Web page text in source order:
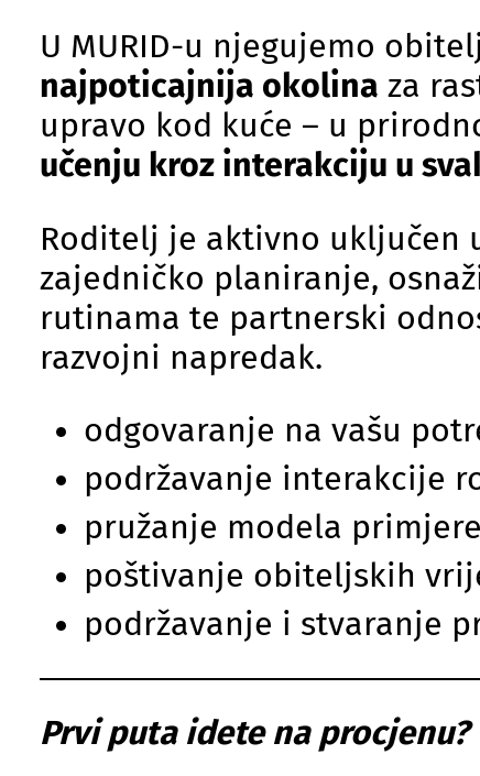
U MURID-u njegujemo
najpoticajnija okolina za
upravo kod kuće – u
učenju kroz interakciju u
Roditelj je aktivno uključen
zajedničko planiranje,
rutinama te partnerski
razvojni napredak.
odgovaranje na vašu
podržavanje interakcije
pružanje modela
poštivanje obiteljskih
podržavanje i stvaranje
Prvi puta idete na procjenu?